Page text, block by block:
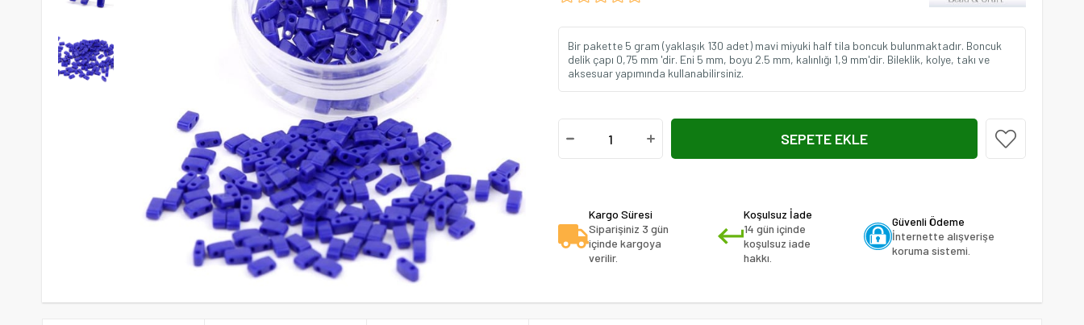
Bir pakette 5 gram (yaklaşık 130 adet) mavi miyuki half tila boncuk bulunmaktadır. Boncuk
delik çapı 0,75 mm 'dir. Eni 5 mm, boyu 2.5 mm, kalınlığı 1,9 mm'dir. Bileklik, kolye, takı ve
aksesuar yapımında kullanabilirsiniz.
Kargo Süresi
Siparişiniz 3 gün
içinde kargoya
verilir.
Koşulsuz İade
14 gün içinde
koşulsuz iade
hakkı.
Güvenli Ödeme
İnternette alışverişe
koruma sistemi.